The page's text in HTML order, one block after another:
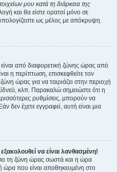
μου κατά τη διάρκεια της
και θα είστε ορατοί μόνο σε
ως μέλος με απόκρυψη.
από διαφορετική ζώνης ώρας από
η περίπτωση, επισκεφθείτε τον
ώρας για να ταιριάζει στην περιοχή
κλπ. Παρακαλώ σημειώστε ότι η
ρυθμίσεις, μπορούν να
δεν έχετε εγγραφεί, αυτή είναι μια
να είναι λανθασμένη!
τη ζώνη ώρας σωστά και η ώρα
ώρα που είναι αποθηκευμένη στο